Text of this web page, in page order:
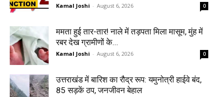
Kamal Joshi - August 6, 2026 0
ममता हुई तार-तार! नाले में तड़पता मिला मासूम, मुंह में
रबर देख ग्रामीणों के...
Kamal Joshi - August 6, 2026 0
उत्तराखंड में बारिश का रौद्र रूप: यमुनोत्री हाईवे बंद,
85 सड़कें ठप, जनजीवन बेहाल